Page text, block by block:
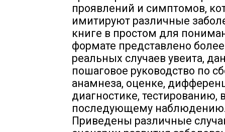
проявлений и симптомов,
имитируют различные
книге в простом для
формате представлено
реальных случаев увеита,
пошаговое руководство по
анамнеза, оценке,
диагностике, тестированию,
последующему
Приведены различные